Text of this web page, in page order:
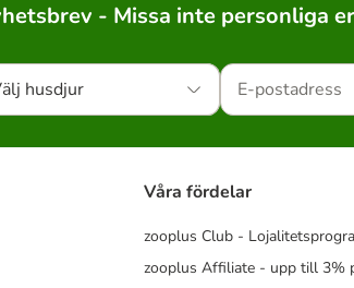
- Missa inte personliga
husdjur
Våra fördelar
zooplus Club -
zooplus Affiliate - upp till 3%